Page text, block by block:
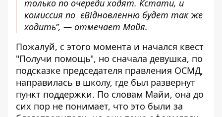
только по очереди ходят. Кстати, и
комиссия по єВідновленню будет так же
ходить”, — отмечает Майя.
Пожалуй, с этого момента и начался квест
"Получи помощь", но сначала девушка, по
подсказке председателя правления ОСМД,
направилась в школу, где был развернут
пункт поддержки. По словам Майи, она до
сих пор не понимает, что это были за